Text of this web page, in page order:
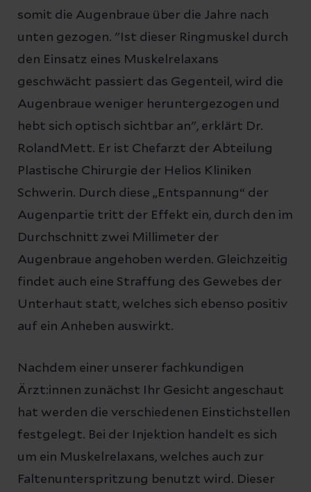
somit die Augenbraue über die Jahre nach
unten gezogen. "Ist dieser Ringmuskel durch
den Einsatz eines Muskelrelaxans
geschwächt passiert das Gegenteil, wird die
Augenbraue weniger heruntergezogen und
hebt sich optisch sichtbar an", erklärt Dr.
RolandMett. Er ist Chefarzt der Abteilung
Plastische Chirurgie der Helios Kliniken
Schwerin. Durch diese „Entspannung“ der
Augenpartie tritt der Effekt ein, durch den im
Durchschnitt zwei Millimeter der
Augenbraue angehoben werden. Gleichzeitig
findet auch eine Straffung des Gewebes der
Unterhaut statt, welches sich ebenso positiv
auf ein Anheben auswirkt.
Nachdem einer unserer fachkundigen
Ärzt:innen zunächst Ihr Gesicht angeschaut
hat werden die verschiedenen Einstichstellen
festgelegt. Bei der Injektion handelt es sich
um ein Muskelrelaxans, welches auch zur
Faltenunterspritzung benutzt wird. Dieser